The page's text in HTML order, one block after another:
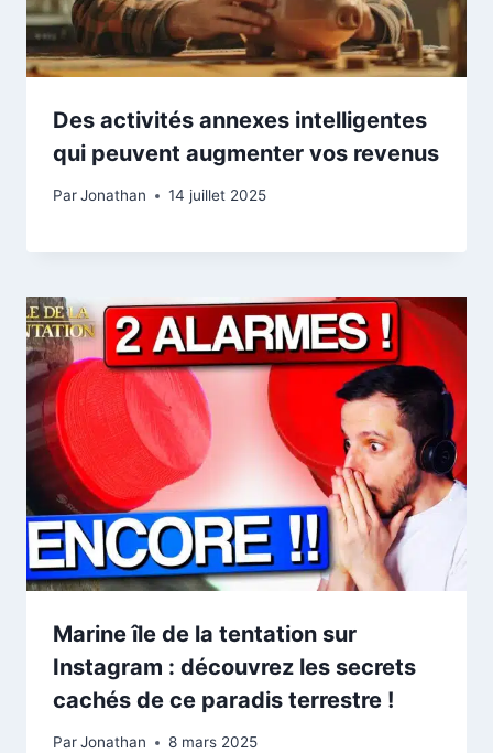
Des activités annexes intelligentes
qui peuvent augmenter vos revenus
ParJonathan 14 juillet 2025
Marine île de la tentation sur
Instagram : découvrez les secrets
cachés de ce paradis terrestre !
ParJonathan 8 mars 2025